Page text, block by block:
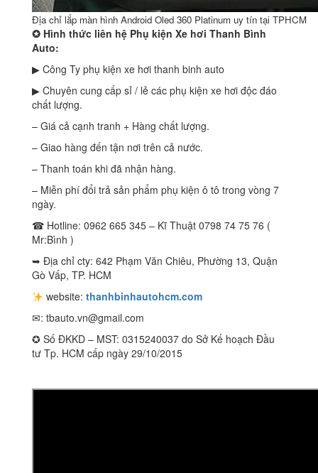
Địa chỉ lắp màn hình Android Oled 360 Platinum uy tín tại TPHCM
✪ Hình thức liên hệ Phụ kiện Xe hơi Thanh Bình
Auto:
▶ Công Ty phụ kiện xe hơi thanh binh auto
▶ Chuyên cung cấp sỉ / lẻ các phụ kiện xe hơi độc đáo
chất lượng.
– Giá cả cạnh tranh + Hàng chất lượng.
– Giao hàng đến tận nơi trên cả nước.
– Thanh toán khi đã nhận hàng.
– Miễn phí đổi trả sản phẩm phụ kiện ô tô trong vòng 7
ngày.
☎ Hotline: 0962 665 345 – Kĩ Thuật 0798 74 75 76 (
Mr:Bình )
➥ Địa chỉ cty: 642 Phạm Văn Chiêu, Phường 13, Quận
Gò Vấp, TP. HCM
website: thanhbinhautohcm.com
✉: tbauto.vn@gmail.com
✪ Số ĐKKD – MST: 0315240037 do Sở Kế hoạch Đầu
tư Tp. HCM cấp ngày 29/10/2015